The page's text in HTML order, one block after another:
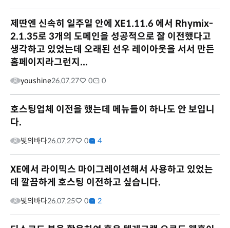
제딴엔 신속히 일주일 안에 XE1.11.6 에서 Rhymix-
2.1.35로 3개의 도메인을 성공적으로 잘 이전했다고
생각하고 있었는데 오래된 선우 레이아웃을 서서 만든
홈페이지라그런지...
youshine26.07.27 0 0
호스팅업체 이전을 했는데 메뉴들이 하나도 안 보입니
다.
빛의바다26.07.27 0 4
XE에서 라이믹스 마이그레이션해서 사용하고 있었는
데 깔끔하게 호스팅 이전하고 싶습니다.
빛의바다26.07.25 0 2